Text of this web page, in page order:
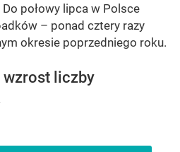
połowy lipca w Polsce
– ponad cztery razy
okresie poprzedniego roku.
liczby